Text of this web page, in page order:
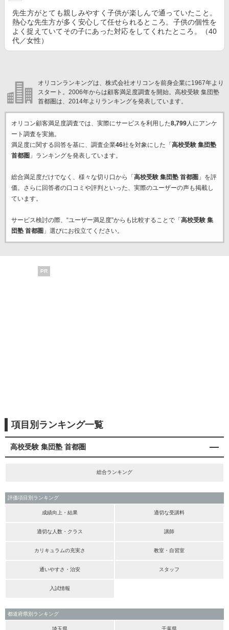
先生方がとても親しみやすく子供が楽しんで通っていたこと。
熱心な先生方が多く安心して任せられるところ。子供の個性を
よく捉えていてその子にあった対応をしてくれたところ。（40
代／女性）
オリコンランキングは、株式会社オリコンを前身企業に1967年より
スタート。2006年からは顧客満足度調査を開始。高校受験 集団塾
首都圏は、2014年よりランキングを発表しています。
オリコン顧客満足度調査では、実際にサービスを利用した8,799人にアンケ
ート調査を実施。
満足度に関する回答を基に、調査企業46社を対象にした「 高校受験 集団塾
首都圏 」ランキングを発表しています。
総合満足度だけでなく、様々な切り口から「 高校受験 集団塾 首都圏 」を評
価。さらに回答者の口コミや評判といった、実際のユーザーの声も掲載し
ています。
サービス検討の際、“ユーザー満足度”からも比較することで「 高校受験 集
団塾 首都圏 」選びにお役立てください。
PR
項目別ランキング一覧
高校受験 集団塾 首都圏
総合ランキング
評価項目別ランキング
成績向上・結果 適切な受講料
適切な人数・クラス 講師
カリキュラムの充実さ 教室・自習室
通いやすさ・治安 スタッフ
入試情報
都道府県別ランキング
埼玉県 千葉県